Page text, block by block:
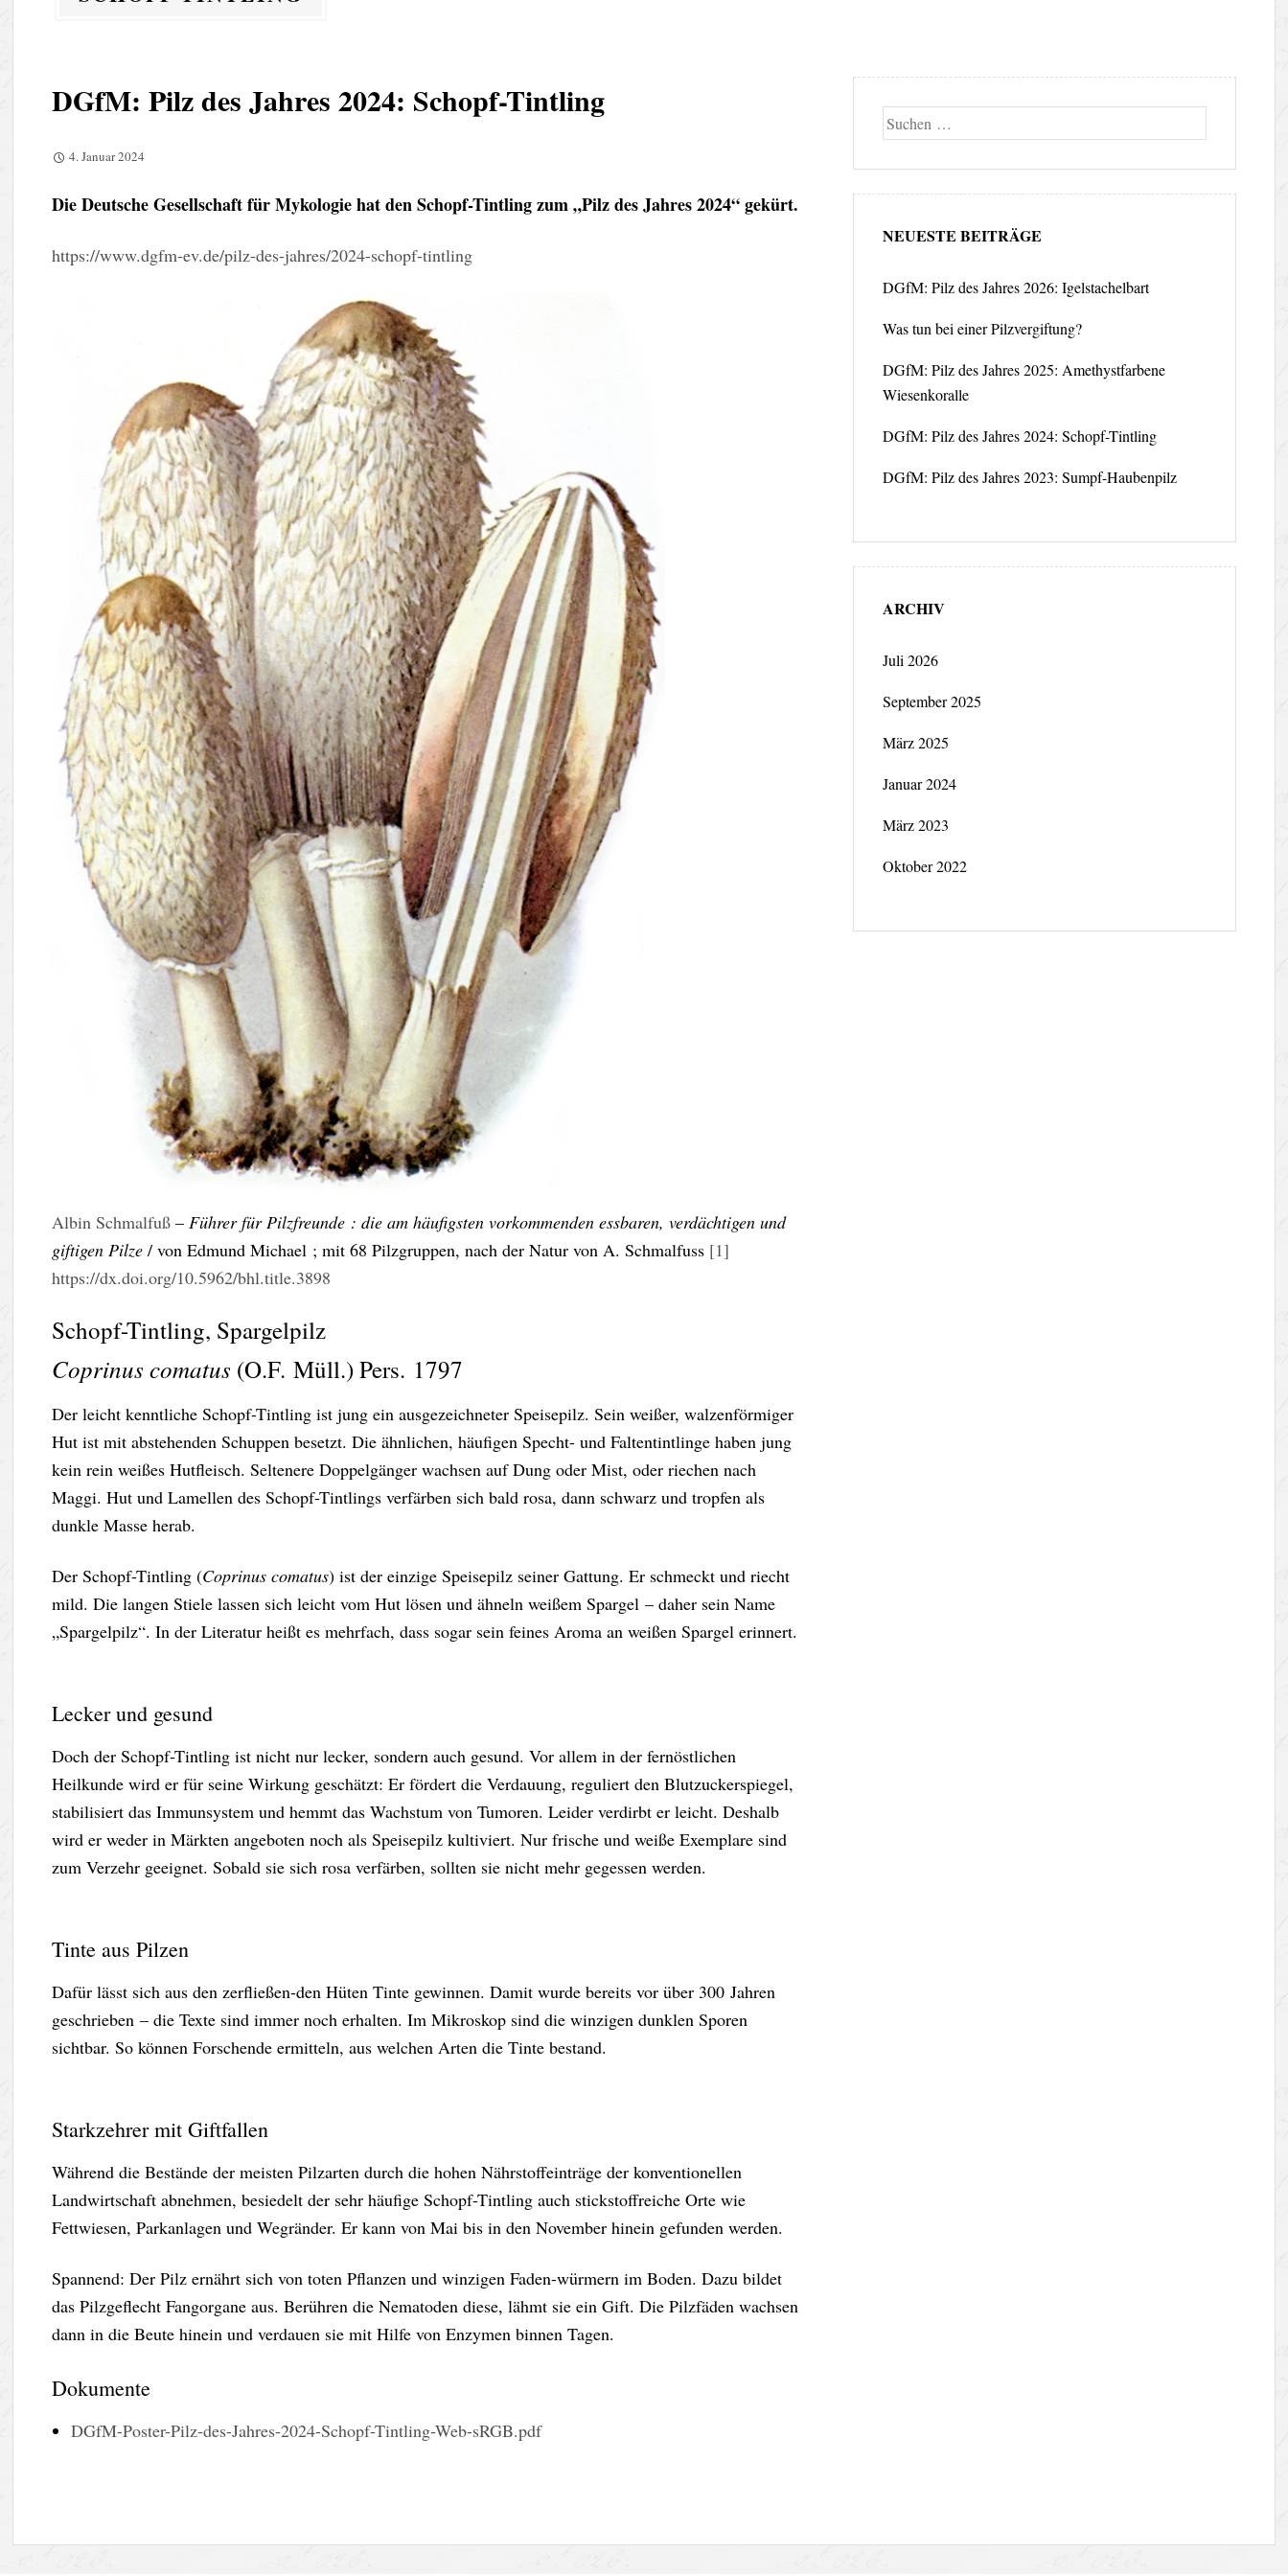
DGfM: Pilz des Jahres 2024: Schopf-Tintling
4. Januar 2024
Die Deutsche Gesellschaft für Mykologie hat den Schopf-Tintling zum „Pilz des Jahres 2024“ gekürt.
https://www.dgfm-ev.de/pilz-des-jahres/2024-schopf-tintling
Albin Schmalfuß –Führer für Pilzfreunde : die am häufigsten vorkommenden essbaren, verdächtigen und
giftigen Pilze / von Edmund Michael ; mit 68 Pilzgruppen, nach der Natur von A. Schmalfuss [1]
https://dx.doi.org/10.5962/bhl.title.3898
Schopf-Tintling, Spargelpilz
Coprinus comatus (O.F. Müll.) Pers. 1797
Der leicht kenntliche Schopf-Tintling ist jung ein ausgezeichneter Speisepilz. Sein weißer, walzenförmiger
Hut ist mit abstehenden Schuppen besetzt. Die ähnlichen, häufigen Specht- und Faltentintlinge haben jung
kein rein weißes Hutfleisch. Seltenere Doppelgänger wachsen auf Dung oder Mist, oder riechen nach
Maggi. Hut und Lamellen des Schopf-Tintlings verfärben sich bald rosa, dann schwarz und tropfen als
dunkle Masse herab.
Der Schopf-Tintling (Coprinus comatus) ist der einzige Speisepilz seiner Gattung. Er schmeckt und riecht
mild. Die langen Stiele lassen sich leicht vom Hut lösen und ähneln weißem Spargel – daher sein Name
„Spargelpilz“. In der Literatur heißt es mehrfach, dass sogar sein feines Aroma an weißen Spargel erinnert.
Lecker und gesund
Doch der Schopf-Tintling ist nicht nur lecker, sondern auch gesund. Vor allem in der fernöstlichen
Heilkunde wird er für seine Wirkung geschätzt: Er fördert die Verdauung, reguliert den Blutzuckerspiegel,
stabilisiert das Immunsystem und hemmt das Wachstum von Tumoren. Leider verdirbt er leicht. Deshalb
wird er weder in Märkten angeboten noch als Speisepilz kultiviert. Nur frische und weiße Exemplare sind
zum Verzehr geeignet. Sobald sie sich rosa verfärben, sollten sie nicht mehr gegessen werden.
Tinte aus Pilzen
Dafür lässt sich aus den zerfließen-den Hüten Tinte gewinnen. Damit wurde bereits vor über 300 Jahren
geschrieben – die Texte sind immer noch erhalten. Im Mikroskop sind die winzigen dunklen Sporen
sichtbar. So können Forschende ermitteln, aus welchen Arten die Tinte bestand.
Starkzehrer mit Giftfallen
Während die Bestände der meisten Pilzarten durch die hohen Nährstoffeinträge der konventionellen
Landwirtschaft abnehmen, besiedelt der sehr häufige Schopf-Tintling auch stickstoffreiche Orte wie
Fettwiesen, Parkanlagen und Wegränder. Er kann von Mai bis in den November hinein gefunden werden.
Spannend: Der Pilz ernährt sich von toten Pflanzen und winzigen Faden-würmern im Boden. Dazu bildet
das Pilzgeflecht Fangorgane aus. Berühren die Nematoden diese, lähmt sie ein Gift. Die Pilzfäden wachsen
dann in die Beute hinein und verdauen sie mit Hilfe von Enzymen binnen Tagen.
Dokumente
DGfM-Poster-Pilz-des-Jahres-2024-Schopf-Tintling-Web-sRGB.pdf
Suche
NEUESTE BEITRÄGE
DGfM: Pilz des Jahres 2026: Igelstachelbart
Was tun bei einer Pilzvergiftung?
DGfM: Pilz des Jahres 2025: Amethystfarbene
Wiesenkoralle
DGfM: Pilz des Jahres 2024: Schopf-Tintling
DGfM: Pilz des Jahres 2023: Sumpf-Haubenpilz
ARCHIV
Juli 2026
September 2025
März 2025
Januar 2024
März 2023
Oktober 2022